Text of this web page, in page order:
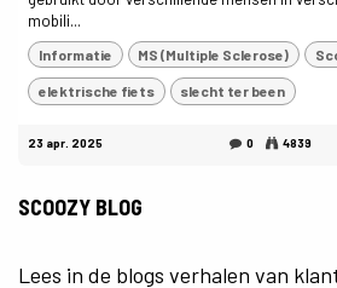
mobili...
Informatie MS (Multiple Sclerose)
elektrische fiets slecht ter been
23 apr. 2025 0 4839
SCOOZY BLOG
Lees in de blogs verhalen van